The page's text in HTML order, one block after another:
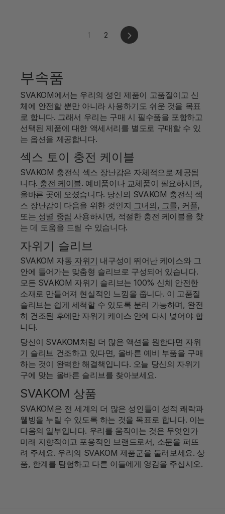
1 2
다
음
부속품
SVAKOM에서는 우리의 성인 제품이 고품질이고 신
체에 안전할 뿐만 아니라 사용하기도 쉬운 것을 목표
로 합니다. 그래서 우리는 구매 시 필수품을 포함하고
선택된 제품에 대한 액세서리를 별도로 구매할 수 있
는 옵션을 제공합니다.
섹스 토이 충전 케이블
SVAKOM 충전식 섹스 장난감은 자체적으로 제공됩
니다. 충전 케이블. 예비품이나 교체품이 필요하시면,
올바른 곳에 오셨습니다. 당신의 SVAKOM 충전식 섹
스 장난감이 다음을 위한 것인지 그녀의, 그를, 커플,
또는 성별 중립 사용하시면, 적절한 충전 케이블을 찾
는 데 도움을 드릴 수 있습니다.
자위기 슬리브
SVAKOM 자동 자위기 내구성이 뛰어난 케이스와 그
안에 들어가는 맞춤형 슬리브로 구성되어 있습니다.
모든 SVAKOM 자위기 슬리브는 100% 신체 안전한
소재로 만들어져 현실적인 느낌을 줍니다. 이 고품질
슬리브는 쉽게 세척할 수 있도록 분리 가능하며, 완전
히 건조된 후에만 자위기 케이스 안에 다시 넣어야 합
니다.
당신이 SVAKOM처럼 더 많은 액션을 원한다면 자위
기 슬리브 건조하고 있다면, 올바른 예비 부품을 구매
하는 것이 완벽한 해결책입니다. 오늘 당신의 자위기
구에 맞는 올바른 슬리브를 찾아보세요.
SVAKOM 상품
SVAKOM은 전 세계의 더 많은 성인들이 성적 쾌락과
웰빙을 누릴 수 있도록 하는 것을 목표로 합니다. 이는
다음의 일부입니다. 우리를 움직이는 것은 무엇인가
미래 지향적이고 포용적인 브랜드로서, 소문을 퍼뜨
려 주세요. 우리의 SVAKOM 제품군을 둘러보세요. 상
품, 한계를 탐험하고 다른 이들에게 영감을 주십시오.